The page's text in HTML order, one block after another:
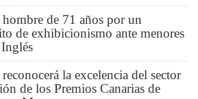
de 71 años por un
de exhibicionismo ante menores
la excelencia del sector
de los Premios Canarias de